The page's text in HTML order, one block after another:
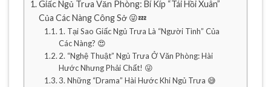
Giấc Ngủ Trưa Văn Phòng: Bí Kíp “Tái Hồi Xuân”
Của Các Nàng Công Sở 😜💤
1. Tại Sao Giấc Ngủ Trưa Là “Người Tình” Của
Các Nàng? 😍
2. “Nghệ Thuật” Ngủ Trưa Ở Văn Phòng: Hài
Hước Nhưng Phải Chất! 😜
3. Những “Drama” Hài Hước Khi Ngủ Trưa 😅